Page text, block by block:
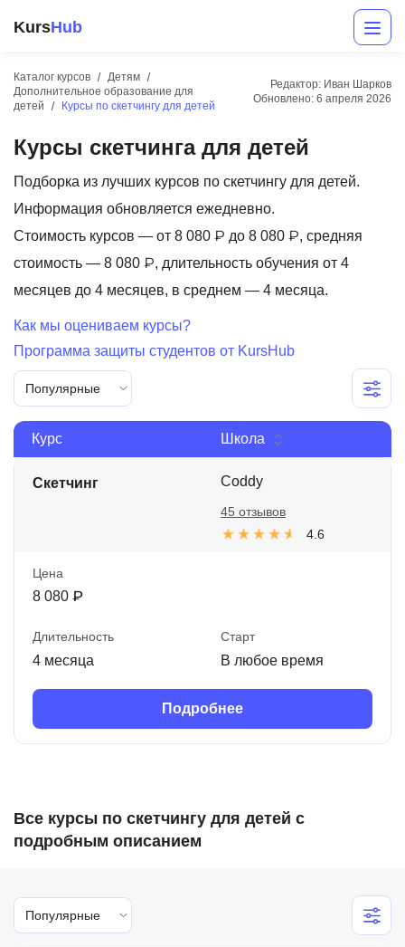
KursHub
Каталог курсов
Детям
Дополнительное образование для
детей
Курсы по скетчингу для детей
Редактор: Иван Шарков
Обновлено: 6 апреля 2026
Курсы скетчинга для детей
Подборка из лучших курсов по скетчингу для детей.
Информация обновляется ежедневно.
Стоимость курсов — от 8 080 ₽ до 8 080 ₽, средняя
стоимость — 8 080 ₽, длительность обучения от 4
месяцев до 4 месяцев, в среднем — 4 месяца.
Как мы оцениваем курсы?
Программа защиты студентов от KursHub
Популярные
Курс Школа
Скетчинг Coddy
4.6
45 отзывов
Цена
8 080 ₽
Длительность
4 месяца
Старт
В любое время
Подробнее
Все курсы по скетчингу для детей с
подробным описанием
Популярные
Разработка
Маркетинг
Дизайн
Аналитика
Менеджмент
Иностранные языки
Soft Skills
Акции и промокоды